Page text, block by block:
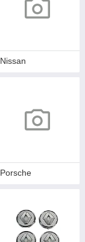
Nissan
Porsche